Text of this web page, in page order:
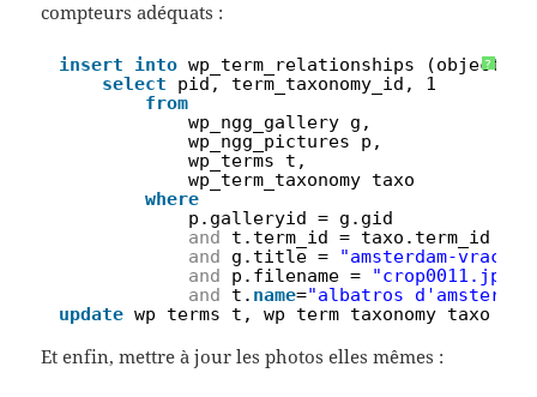
compteurs adéquats :
?
1
14
insert into wp_term_relationships
select
pid, term_taxonomy_id, 1
from
wp_ngg_gallery g,
wp_ngg_pictures p,
wp_terms t,
wp_term_taxonomy taxo
where
p.galleryid = g.gid
and
t.term_id = taxo.term_id
and
g.title = "amsterdam-vrac"
and
p.filename = "crop0011.jpg"
and
t. name="albatros
update wp_terms t, wp_term_taxonomy taxo
Et enfin, mettre à jour les photos elles mêmes :